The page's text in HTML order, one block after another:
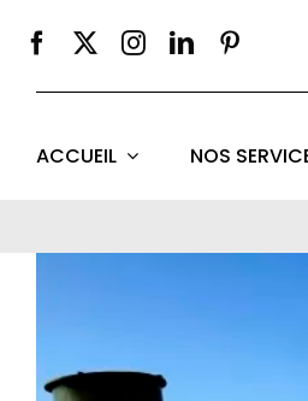
ACCUEIL NOS